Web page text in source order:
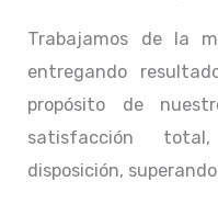
Trabajamos de la
entregando
propósito de
satisfacción total,
disposición,